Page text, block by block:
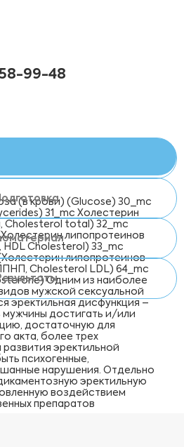
99-48
(в крови) (Glucose) 30_mc
31_mc Холестерин
Cholesterol total) 32_mc
липопротеинов
HDL Cholesterol) 33_mc
липопротеинов
Cholesterol LDL) 64_mc
Одним из наиболее
мужской сексуальной
эректильная дисфункция –
достигать и/или
достаточную для
акта, более трех
эректильной
психогенные,
нарушения. Отдельно
эректильную
воздействием
препаратов